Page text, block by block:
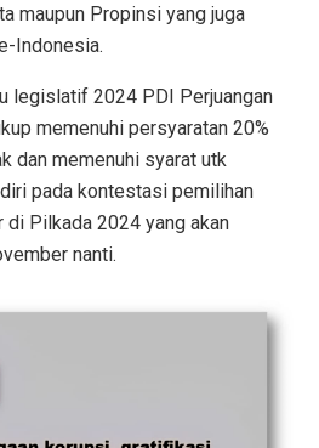
maupun Propinsi yang juga
Indonesia.
legislatif 2024 PDI Perjuangan
memenuhi persyaratan 20%
dan memenuhi syarat utk
pada kontestasi pemilihan
di Pilkada 2024 yang akan
nanti.